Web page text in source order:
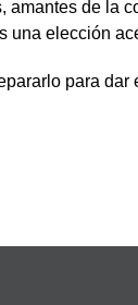
amantes de la
una elección
para